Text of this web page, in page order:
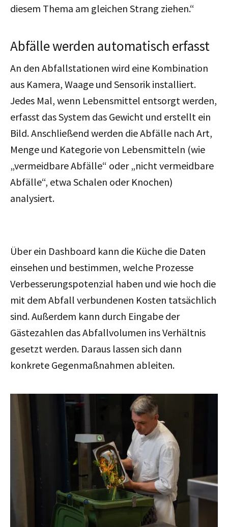
diesem Thema am gleichen Strang ziehen.“
Abfälle werden automatisch erfasst
An den Abfallstationen wird eine Kombination
aus Kamera, Waage und Sensorik installiert.
Jedes Mal, wenn Lebensmittel entsorgt werden,
erfasst das System das Gewicht und erstellt ein
Bild. Anschließend werden die Abfälle nach Art,
Menge und Kategorie von Lebensmitteln (wie
„vermeidbare Abfälle“ oder „nicht vermeidbare
Abfälle“, etwa Schalen oder Knochen)
analysiert.
Über ein Dashboard kann die Küche die Daten
einsehen und bestimmen, welche Prozesse
Verbesserungspotenzial haben und wie hoch die
mit dem Abfall verbundenen Kosten tatsächlich
sind. Außerdem kann durch Eingabe der
Gästezahlen das Abfallvolumen ins Verhältnis
gesetzt werden. Daraus lassen sich dann
konkrete Gegenmaßnahmen ableiten.